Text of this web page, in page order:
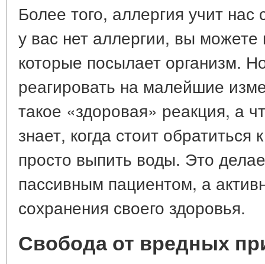
Более того, аллергия учит
у вас нет аллергии, вы можете
которые посылает организм.
реагировать на малейшие
такое «здоровая» реакция, а
знает, когда стоит обратиться
просто выпить воды. Это
пассивным пациентом, а
сохранения своего здоровья.
Свобода от вредных